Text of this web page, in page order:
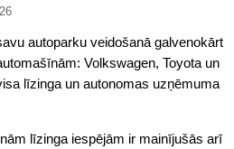
autoparku veidošanā galvenokārt
Volkswagen, Toyota un
līzinga un autonomas uzņēmuma
līzinga iespējām ir mainījušās arī